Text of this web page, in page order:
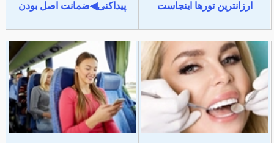
ارزانترین تورها اینجاست
پیداکنی◀ضمانت اصل بودن